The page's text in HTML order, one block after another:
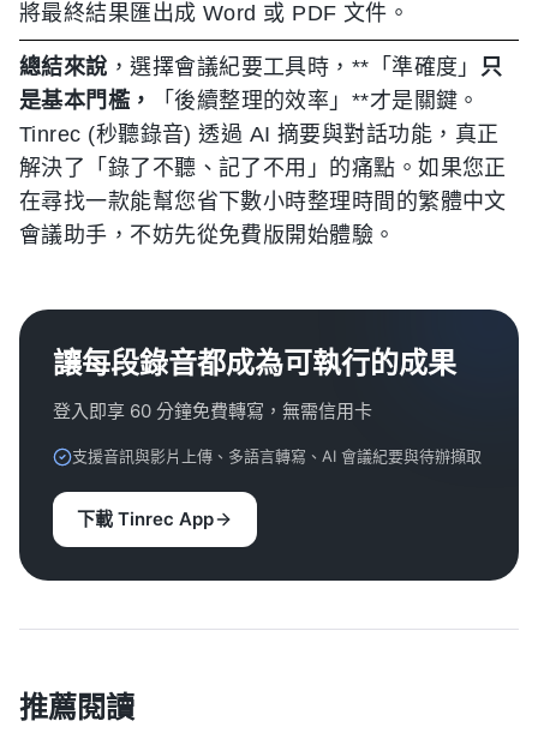
將最終結果匯出成 Word 或 PDF 文件。
總結來說 ，選擇會議紀要工具時，**「準確度」 只
是基本門檻，
「後續整理的效率」**才是關鍵。
Tinrec (秒聽錄音) 透過 AI 摘要與對話功能，真正
解決了「錄了不聽、記了不用」的痛點。如果您正
在尋找一款能幫您省下數小時整理時間的繁體中文
會議助手，不妨先從免費版開始體驗。
讓每段錄音都成為可執行的成果
登入即享 60 分鐘免費轉寫，無需信用卡
支援音訊與影片上傳、多語言轉寫、AI 會議紀要與待辦擷取
下載 Tinrec App
推薦閱讀